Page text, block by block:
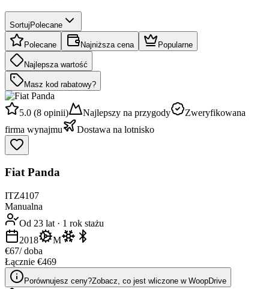
SortujPolecane
Polecane Najniższa cena Popularne
Najlepsza wartość
Masz kod rabatowy?
5.0 (8 opinii) Najlepszy na przygody
Zweryfikowana
firma wynajmu
Dostawa na lotnisko
Fiat Panda
ITZ4107
Manualna
Od 23 lat · 1 rok stażu
2018
M
€67/ doba
Łącznie €469
Porównujesz ceny?Zobacz, co jest wliczone w WoopDrive